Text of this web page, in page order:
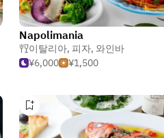
Napolimania
이탈리아, 피자, 와인바
¥6,000
¥1,500